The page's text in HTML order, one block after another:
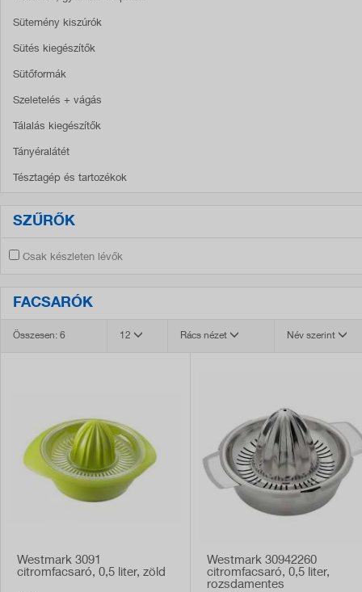
Sütemény kiszúrók
Sütés kiegészítők
Sütőformák
Szeletelés + vágás
Tálalás kiegészítők
Tányéralátét
Tésztagép és tartozékok
SZŰRŐK
Csak készleten lévők
FACSARÓK
Név szerint
Rács nézet
12
Összesen: 6
Westmark 3091
citromfacsaró, 0,5 liter, zöld
Westmark 30942260
citromfacsaró, 0,5 liter,
rozsdamentes